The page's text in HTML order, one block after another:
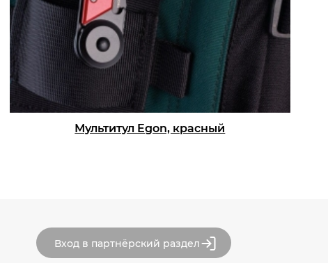
Мультитул Egon, красный
Вход в партнёрский раздел